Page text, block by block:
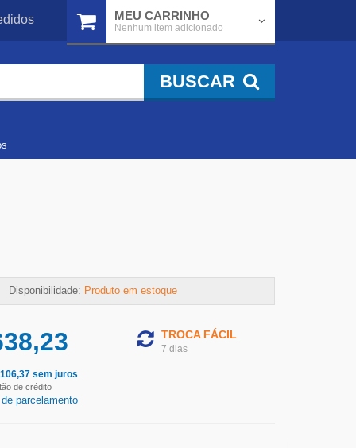
MEU CARRINHO
Nenhum item adicionado
BUSCAR
Disponibilidade: Produto em estoque
106,37 sem juros
de crédito
parcelamento
TROCA FÁCIL
7 dias